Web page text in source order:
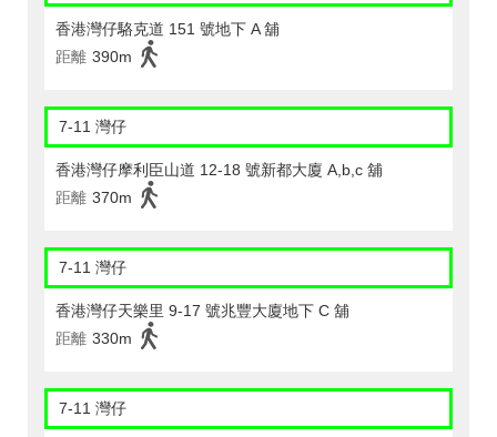
香港灣仔駱克道 151 號地下 A 舖
距離 390m
7-11 灣仔
香港灣仔摩利臣山道 12-18 號新都大廈 A,b,c 舖
距離 370m
7-11 灣仔
香港灣仔天樂里 9-17 號兆豐大廈地下 C 舖
距離 330m
7-11 灣仔